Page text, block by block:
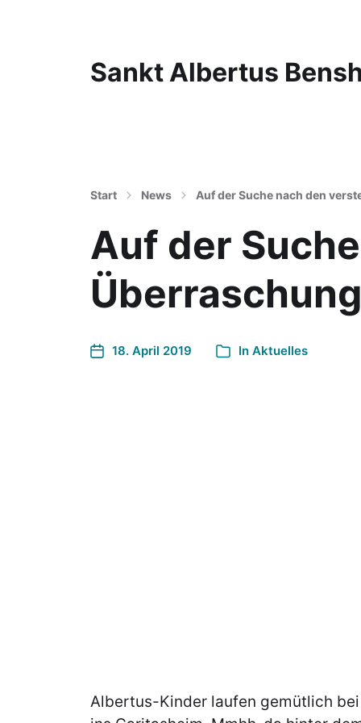
Sankt Albertus
Start News Auf der Suche nach den
Auf der
18. April 2019 In Aktuelles
Albertus-Kinder laufen gemütlich